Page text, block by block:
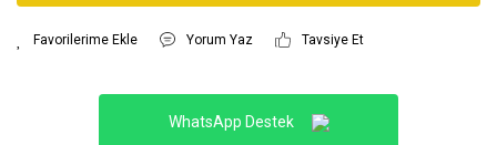
Yorum Yaz Tavsiye Et
WhatsApp Destek